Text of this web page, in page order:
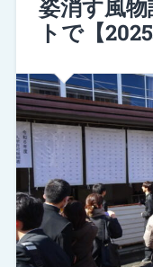
姿消す風
トで【